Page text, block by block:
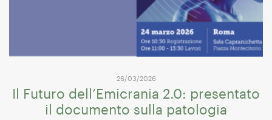
26/03/2026
Il Futuro dell’Emicrania 2.0: presentato
il documento sulla patologia